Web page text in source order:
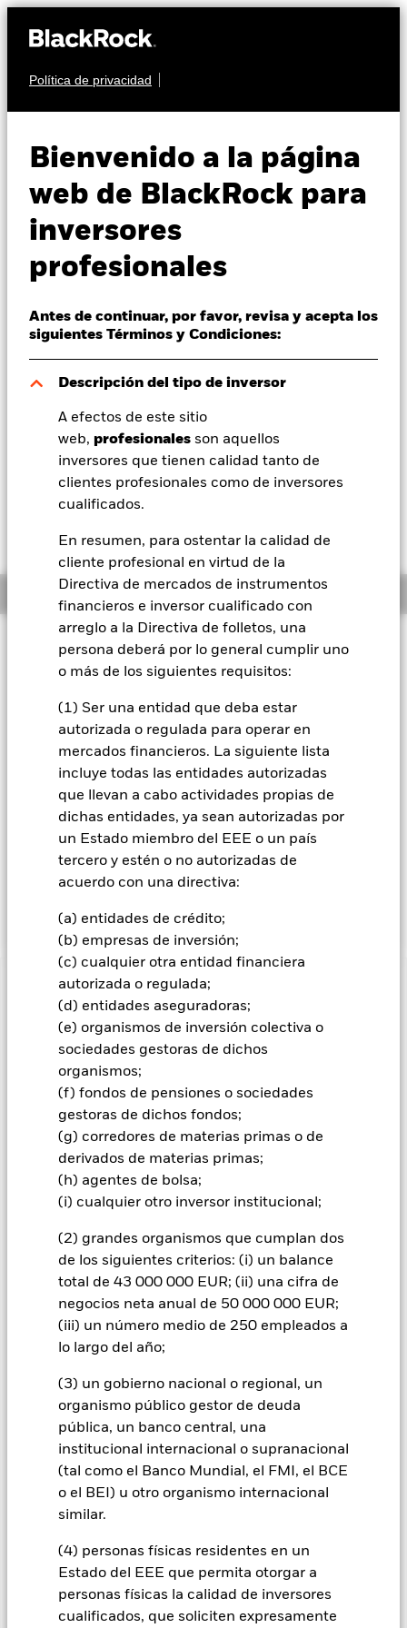
Política de privacidad
Bienvenido a la página
web de BlackRock para
inversores
profesionales
Antes de continuar, por favor, revisa y acepta los
siguientes Términos y Condiciones:
Descripción del tipo de inversor
A efectos de este sitio
web, profesionales son aquellos
inversores que tienen calidad tanto de
clientes profesionales como de inversores
cualificados.
En resumen, para ostentar la calidad de
cliente profesional en virtud de la
Directiva de mercados de instrumentos
financieros e inversor cualificado con
arreglo a la Directiva de folletos, una
persona deberá por lo general cumplir uno
o más de los siguientes requisitos:
(1) Ser una entidad que deba estar
autorizada o regulada para operar en
mercados financieros. La siguiente lista
incluye todas las entidades autorizadas
que llevan a cabo actividades propias de
dichas entidades, ya sean autorizadas por
un Estado miembro del EEE o un país
tercero y estén o no autorizadas de
acuerdo con una directiva:
(a) entidades de crédito;
(b) empresas de inversión;
(c) cualquier otra entidad financiera
autorizada o regulada;
(d) entidades aseguradoras;
(e) organismos de inversión colectiva o
sociedades gestoras de dichos
organismos;
(f) fondos de pensiones o sociedades
gestoras de dichos fondos;
(g) corredores de materias primas o de
derivados de materias primas;
(h) agentes de bolsa;
(i) cualquier otro inversor institucional;
(2) grandes organismos que cumplan dos
de los siguientes criterios: (i) un balance
total de 43 000 000 EUR; (ii) una cifra de
negocios neta anual de 50 000 000 EUR;
(iii) un número medio de 250 empleados a
lo largo del año;
(3) un gobierno nacional o regional, un
organismo público gestor de deuda
pública, un banco central, una
institucional internacional o supranacional
(tal como el Banco Mundial, el FMI, el BCE
o el BEI) u otro organismo internacional
similar.
(4) personas físicas residentes en un
Estado del EEE que permita otorgar a
personas físicas la calidad de inversores
cualificados, que soliciten expresamente
Perspectivas
Visión de mercado
Educación
Profesionales
España
Change location
BlackRock
iShares
Nuestra compañía
Value Fund
Valor liquidativo a 07 ago 2026
USD 474,46
USD 0,25 (0,05%)
Filosofía de inversión
El Fondo tiene por objetivo maximizar la rentabilidad de su
capital y rendimientos de los activos del Fondo. El Fondo
invierte al menos el 70 % de su activo total en valores de
capitalización bursátil domiciliadas o que desarrollen una
parte predominante de su actividad económica en Estados
Unidos. Se considerarán empresas de mediana
capitalización bursátil aquellas que, en el momento de la
compra, tengan una capitalización bursátil incluida dentro
Midcap Value Index. La capitalización bursátil se obtiene
multiplicando la cotización bursátil de la empresa por el
INFORMACIÓN IMPORTANTE: Capital en Riesgo.
de las inversiones y los ingresos derivados de ellas pueden
subir o bajar, y no están garantizados. Es posible que los
inversores no recuperen la cantidad invertida originalmente.
El valor de los títulos de renta variable y los asimilados a
acciones se puede ver afectado por los movimientos diarios
del mercado bursátil. Entre otros factores que influyen están
los acontecimientos políticos, las noticias económicas,
importancia.
Todas las clases de acciones con cobertura de divisas de este
fondo utilizan derivados para cubrir el riesgo de divisas. El
un posible riesgo de contagio (también denominado «spill-
over») a otras clases de acciones del fondo. La sociedad
gestora del fondo se asegurará de que se dispone de los
procedimientos adecuados para minimizar el riesgo de
contagio a otras clases de acciones. En el menú desplegable
listado de todas las clases de acciones del fondo: las clases de
acciones con cobertura de divisas se identifican mediante la
palabra «Hedged» en su nombre. Además, el listado
completo de todas las clases de acciones con cobertura de
divisas está disponible mediante solicitud a la sociedad
gestora del fondo.
En la medida en que el Fondo opere en préstamos de valores
para reducir los gastos, el propio Fondo percibirá el 62,5% de
los ingresos asociadas que se generen, y el 37,5% restante se
valores. Debido a que el reparto de los ingresos por préstamos
de valores no incrementa los costes de funcionamiento del
Fondo, esto ha quedado excluido de los gastos corrientes.